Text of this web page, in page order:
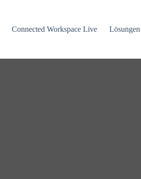
Connected Workspace Live Lösungen